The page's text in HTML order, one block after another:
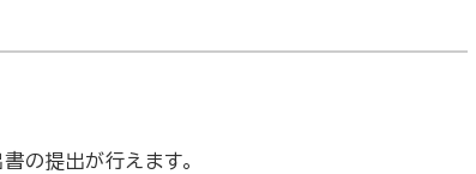
の提出が行えます。